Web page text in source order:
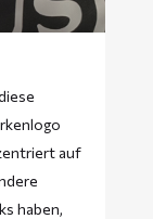
auf
haben,